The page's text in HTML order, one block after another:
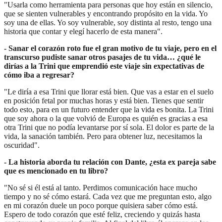
"Usarla como herramienta para personas que hoy están en silencio,
que se sienten vulnerables y encontrando propósito en la vida. Yo
soy una de ellas. Yo soy vulnerable, soy distinta al resto, tengo una
historia que contar y elegí hacerlo de esta manera".
- ⁠Sanar el corazón roto fue el gran motivo de tu viaje, pero en el
transcurso pudiste sanar otros pasajes de tu vida… ¿qué le
dirías a la Trini que emprendió este viaje sin expectativas de
cómo iba a regresar?
"Le diría a esa Trini que llorar está bien. Que vas a estar en el suelo
en posición fetal por muchas horas y está bien. Tienes que sentir
todo esto, para en un futuro entender que la vida es bonita. La Trini
que soy ahora o la que volvió de Europa es quién es gracias a esa
otra Trini que no podía levantarse por sí sola. El dolor es parte de la
vida, la sanación también. Pero para obtener luz, necesitamos la
oscuridad".
- ⁠La historia aborda tu relación con Dante, ¿esta ex pareja sabe
que es mencionado en tu libro?
"No sé si él está al tanto. Perdimos comunicación hace mucho
tiempo y no sé cómo estará. Cada vez que me preguntan esto, algo
en mi corazón duele un poco porque quisiera saber cómo está.
Espero de todo corazón que esté feliz, creciendo y quizás hasta